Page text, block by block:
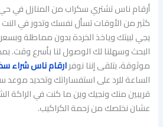
أرقام ناس تشتري سكراب من المنازل في حي
كثير من الأوقات تسأل نفسك وتدور في
يجي لبيتك وياخذ الخردة بدون مماطلة وبسعر
البحث وسهلنا لك الوصول لنا بأسرع وقت.
موثوقة، بتلقى إننا نوفرارقام ناس شراء
الساعة للرد على استفساراتك وتحديد موعد
قريبين منك ونجيك وين ما كنت في الراكة
عشان نخلصك من زحمة الكراكيب.